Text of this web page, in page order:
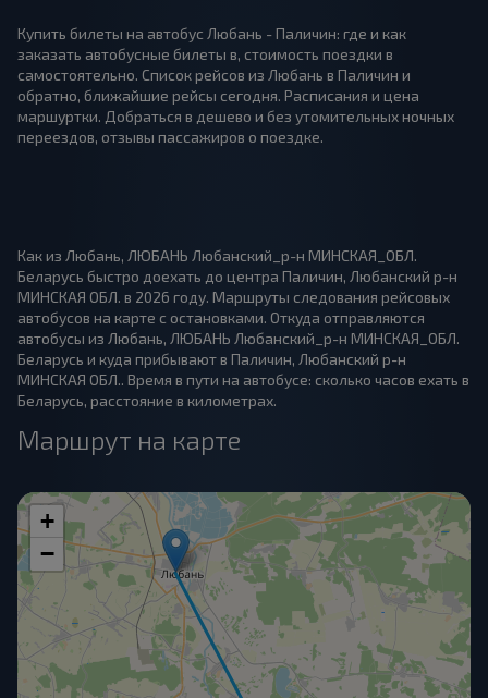
Купить билеты на автобус Любань - Паличин: где и как
заказать автобусные билеты в, стоимость поездки в
самостоятельно. Список рейсов из Любань в Паличин и
обратно, ближайшие рейсы сегодня. Расписания и цена
маршуртки. Добраться в дешево и без утомительных ночных
переездов, отзывы пассажиров о поездке.
Как из Любань, ЛЮБАНЬ Любанский_р-н МИНСКАЯ_ОБЛ.
Беларусь быстро доехать до центра Паличин, Любанский р-н
МИНСКАЯ ОБЛ. в 2026 году. Маршруты следования рейсовых
автобусов на карте с остановками. Откуда отправляются
автобусы из Любань, ЛЮБАНЬ Любанский_р-н МИНСКАЯ_ОБЛ.
Беларусь и куда прибывают в Паличин, Любанский р-н
МИНСКАЯ ОБЛ.. Время в пути на автобусе: сколько часов ехать в
Беларусь, расстояние в километрах.
Маршрут на карте
+
−